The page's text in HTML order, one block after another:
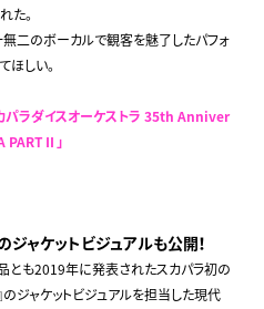
た。
二のボーカルで観客を魅了したパフォ
ほしい。
パラダイスオーケストラ 35th Anniver
PARTⅡ」
ャケットビジュアルも公開！
とも2019年に発表されたスカパラ初の
のジャケットビジュアルを担当した現代